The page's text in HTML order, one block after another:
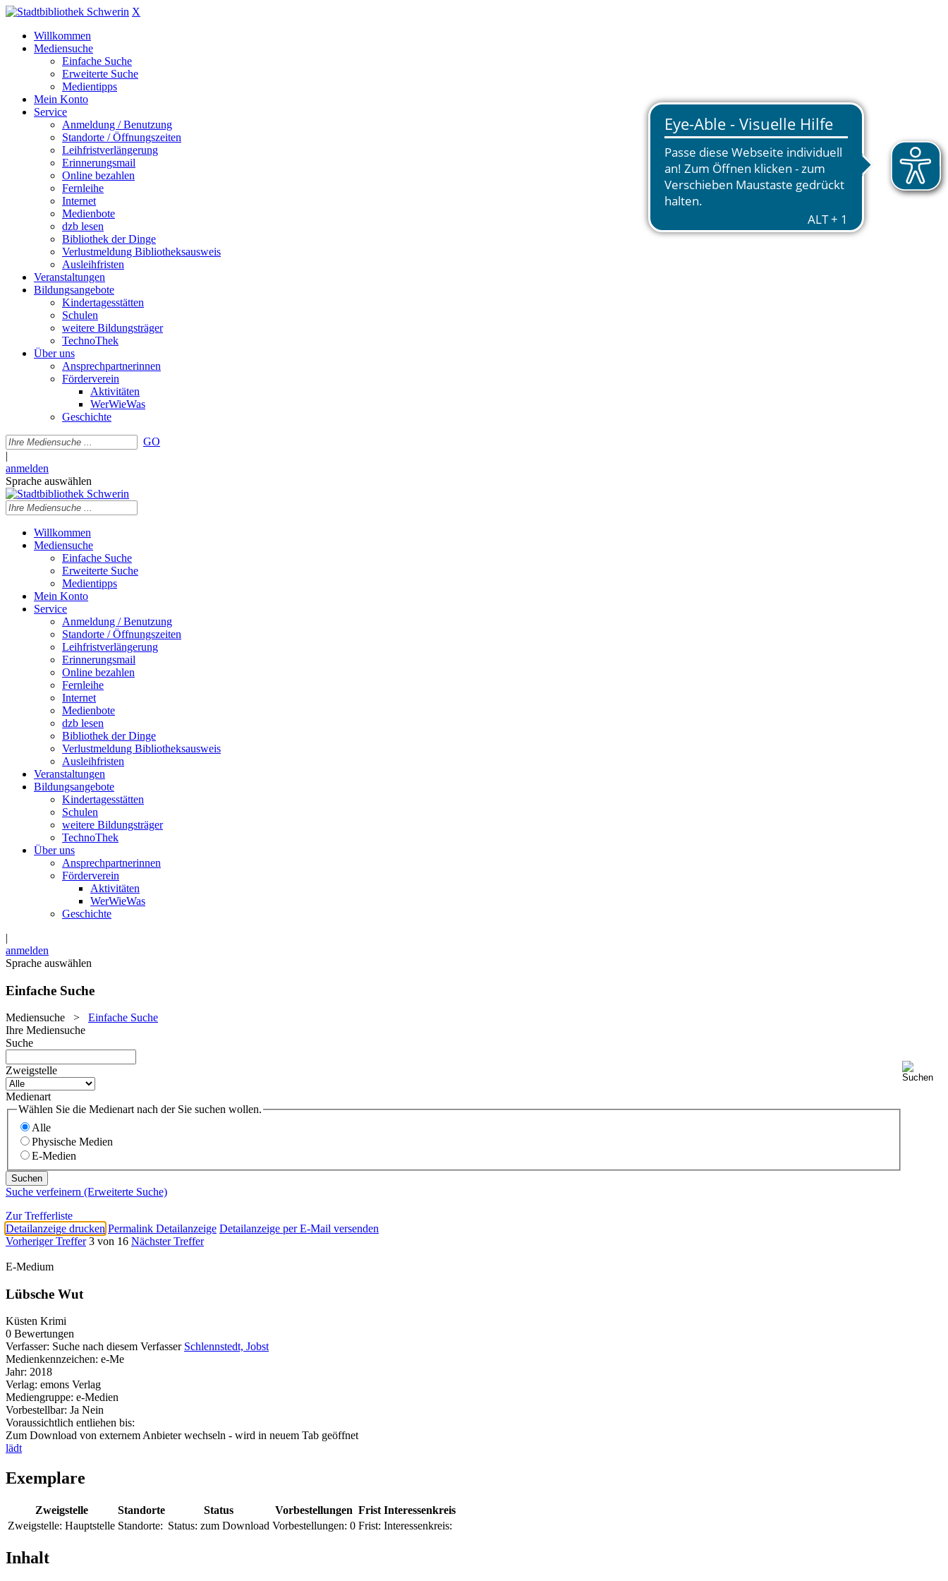
X
Willkommen
Mediensuche
Einfache Suche
Erweiterte Suche
Medientipps
Mein Konto
Service
Anmeldung / Benutzung
Standorte / Öffnungszeiten
Leihfristverlängerung
Erinnerungsmail
Online bezahlen
Fernleihe
Internet
Medienbote
dzb lesen
Bibliothek der Dinge
Verlustmeldung Bibliotheksausweis
Ausleihfristen
Veranstaltungen
Bildungsangebote
Kindertagesstätten
Schulen
weitere Bildungsträger
TechnoThek
Über uns
Ansprechpartnerinnen
Förderverein
Aktivitäten
WerWieWas
Geschichte
GO
|
anmelden
Sprache auswählen
Willkommen
Mediensuche
Einfache Suche
Erweiterte Suche
Medientipps
Mein Konto
Service
Anmeldung / Benutzung
Standorte / Öffnungszeiten
Leihfristverlängerung
Erinnerungsmail
Online bezahlen
Fernleihe
Internet
Medienbote
dzb lesen
Bibliothek der Dinge
Verlustmeldung Bibliotheksausweis
Ausleihfristen
Veranstaltungen
Bildungsangebote
Kindertagesstätten
Schulen
weitere Bildungsträger
TechnoThek
Über uns
Ansprechpartnerinnen
Förderverein
Aktivitäten
WerWieWas
Geschichte
|
anmelden
Sprache auswählen
Einfache Suche
Mediensuche > Einfache Suche
Ihre Mediensuche
Suche
Zweigstelle
Medienart
Wählen Sie die Medienart nach der Sie suchen wollen.
Alle
Physische Medien
E-Medien
Suche verfeinern (Erweiterte Suche)
Zur Trefferliste
Detailanzeige drucken Permalink Detailanzeige Detailanzeige per E-Mail versenden
Vorheriger Treffer 3 von 16 Nächster Treffer
E-Medium
Lübsche Wut
Küsten Krimi
0 Bewertungen
Verfasser: Suche nach diesem Verfasser Schlennstedt, Jobst
Medienkennzeichen: e-Me
Jahr: 2018
Verlag: emons Verlag
Mediengruppe: e-Medien
Vorbestellbar: Ja Nein
Voraussichtlich entliehen bis:
Zum Download von externem Anbieter wechseln - wird in neuem Tab geöffnet
lädt
Exemplare
Zweigstelle Standorte Status Vorbestellungen Frist Interessenkreis
Zweigstelle: Hauptstelle Standorte: Status: zum Download Vorbestellungen: 0 Frist: Interessenkreis:
Inhalt